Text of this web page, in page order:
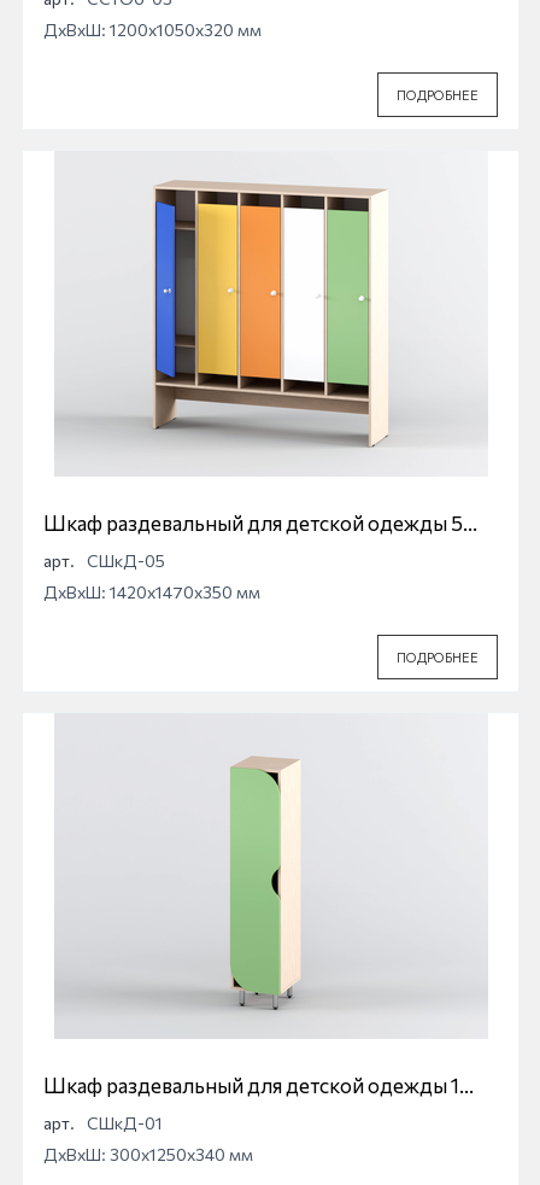
ДхВхШ: 1200x1050x320 мм
ПОДРОБНЕЕ
Шкаф раздевальный для детской одежды 5
секционный
арт.
СШкД-05
ДхВхШ: 1420x1470x350 мм
ПОДРОБНЕЕ
Шкаф раздевальный для детской одежды 1
секционный
арт.
СШкД-01
ДхВхШ: 300x1250x340 мм